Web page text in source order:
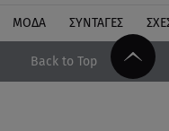
ΜΟΔΑ ΣΥΝΤΑΓΕΣ
Back to Top